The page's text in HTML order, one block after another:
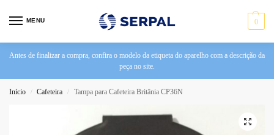
MENU 0
Antes de finalizar a compra, confira o modelo da etiqueta do aparelho com a descrição da
peça no site.
Início / Cafeteira / Tampa para Cafeteira Britânia CP36N